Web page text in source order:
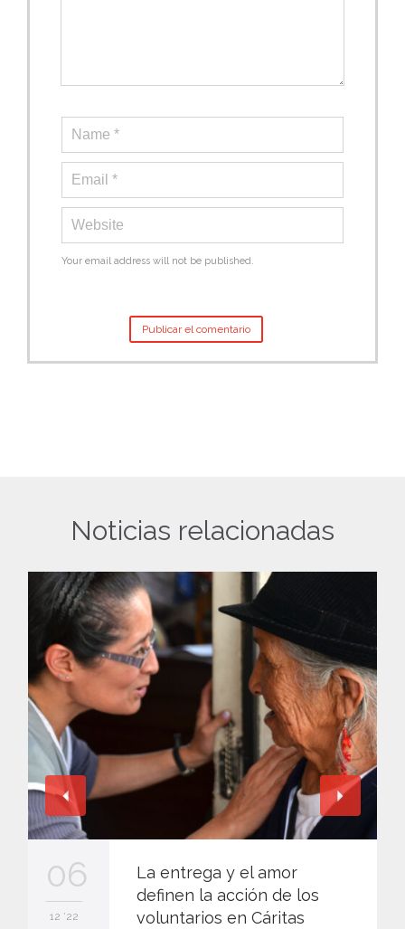
Your email address will not be published.
Noticias relacionadas
06
12 '22
La entrega y el amor
definen la acción de los
voluntarios en Cáritas